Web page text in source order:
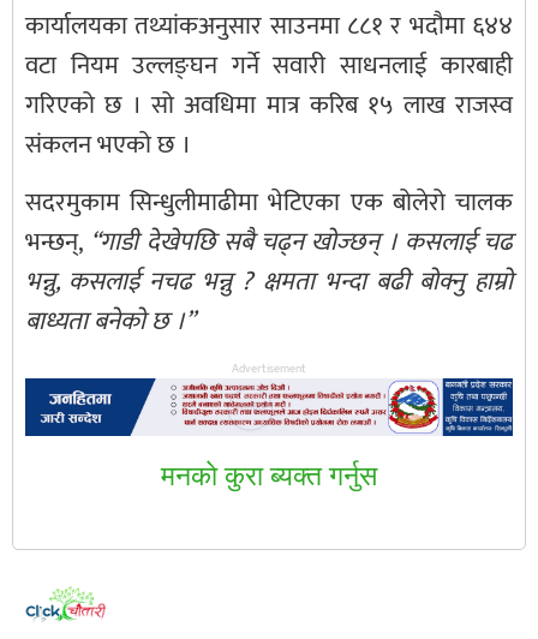
कार्यालयका तथ्यांकअनुसार साउनमा ८८१ र भदौमा ६४४
वटा नियम उल्लङ्घन गर्ने सवारी साधनलाई कारबाही
गरिएको छ । सो अवधिमा मात्र करिब १५ लाख राजस्व
संकलन भएको छ ।
सदरमुकाम सिन्धुलीमाढीमा भेटिएका एक बोलेरो चालक
भन्छन्, “गाडी देखेपछि सबै चढ्न खोज्छन् । कसलाई चढ
भन्नु, कसलाई नचढ भन्नु ? क्षमता भन्दा बढी बोक्नु हाम्रो
बाध्यता बनेको छ ।”
Advertisement
मनकाे कुरा ब्यक्त गर्नुस